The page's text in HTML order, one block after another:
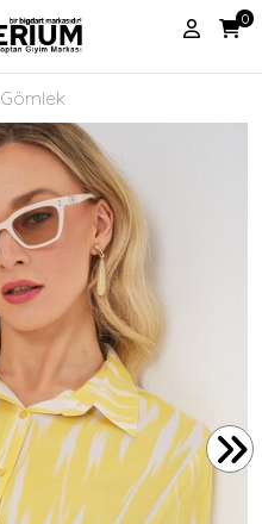
0
Gömlek